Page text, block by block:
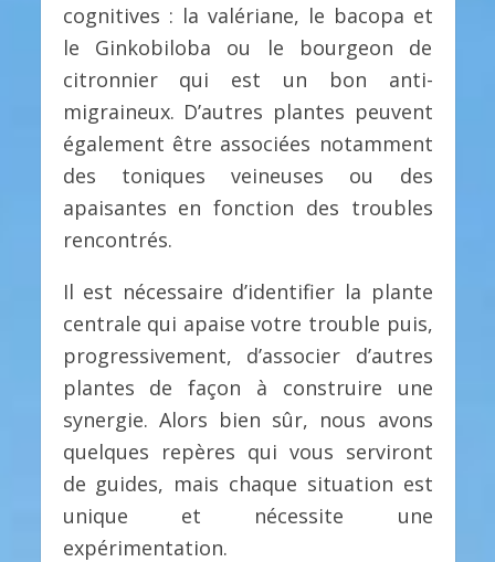
cognitives : la valériane, le bacopa et
le Ginkobiloba ou le bourgeon de
citronnier qui est un bon anti-
migraineux. D’autres plantes peuvent
également être associées notamment
des toniques veineuses ou des
apaisantes en fonction des troubles
rencontrés.
Il est nécessaire d’identifier la plante
centrale qui apaise votre trouble puis,
progressivement, d’associer d’autres
plantes de façon à construire une
synergie. Alors bien sûr, nous avons
quelques repères qui vous serviront
de guides, mais chaque situation est
unique et nécessite une
expérimentation.